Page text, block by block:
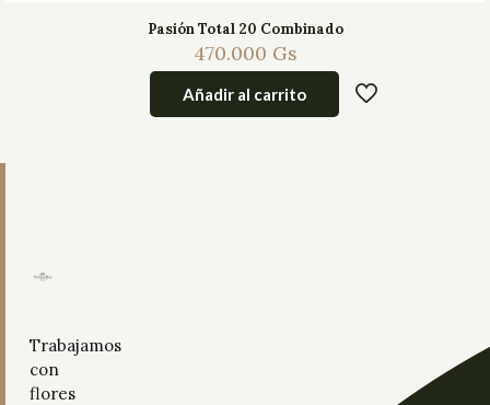
Pasión Total 20 Combinado
470.000 Gs
Añadir al carrito
Trabajamos
con
flores